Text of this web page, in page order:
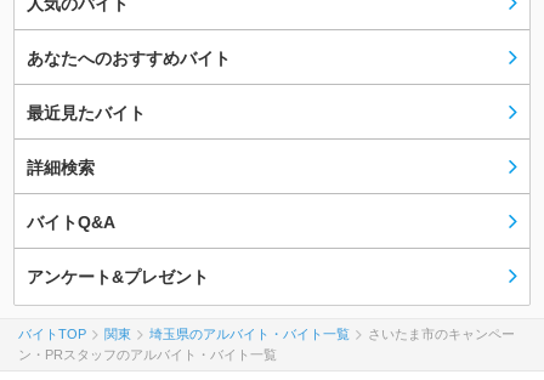
あなたへのおすすめバイト
最近見たバイト
詳細検索
バイトQ&A
アンケート&プレゼント
バイトTOP 関東 埼玉県のアルバイト・バイト一覧
さいたま市のキャンペー
ン・PRスタッフのアルバイト・バイト一覧